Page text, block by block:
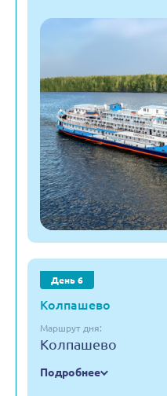
День 6
Колпашево
Маршрут дня:
Колпашево
Подробнее